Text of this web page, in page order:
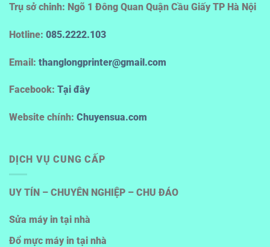
Trụ sở chinh: Ngõ 1 Đông Quan Quận Cầu Giấy TP Hà Nội
Hotline: 085.2222.103
Email: thanglongprinter@gmail.com
Facebook: Tại đây
Website chính: Chuyensua.com
DỊCH VỤ CUNG CẤP
UY TÍN – CHUYÊN NGHIỆP – CHU ĐÁO
Sửa máy in tại nhà
Đổ mực máy in tại nhà